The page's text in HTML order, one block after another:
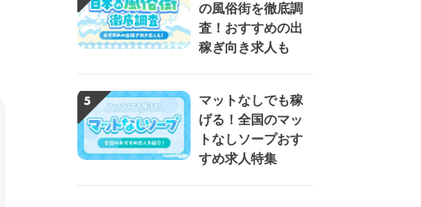
の風俗街を徹底調
査！おすすめの出
稼ぎ向き求人も
マットなしでも稼
げる！全国のマッ
トなしソープおす
すめ求人特集